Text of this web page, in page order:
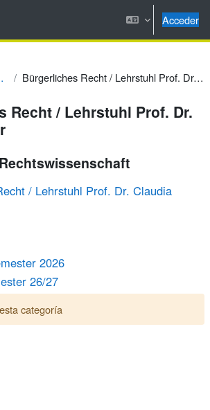
Acceder
Bürgerliches Recht / Lehrstuhl Prof. Dr. Claudia Mayer
Recht / Lehrstuhl Prof. Dr.
/ Lehrstuhl Prof. Dr. Claudia
2026
26/27
categoría